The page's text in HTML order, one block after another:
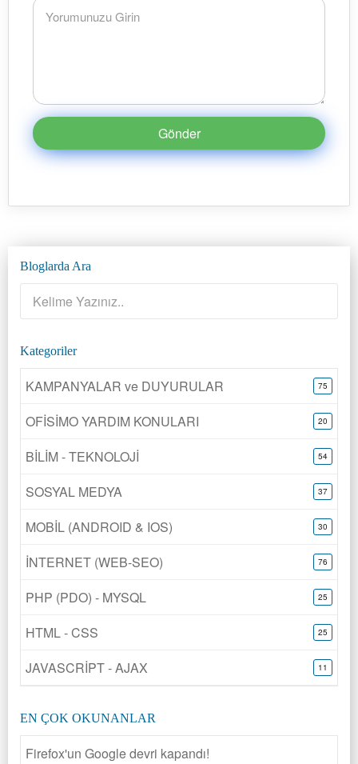
Gönder
Bloglarda Ara
Kategoriler
KAMPANYALAR ve DUYURULAR 75
OFİSİMO YARDIM KONULARI 20
BİLİM - TEKNOLOJİ 54
SOSYAL MEDYA 37
MOBİL (ANDROID & IOS) 30
İNTERNET (WEB-SEO) 76
PHP (PDO) - MYSQL 25
HTML - CSS 25
JAVASCRİPT - AJAX 11
EN ÇOK OKUNANLAR
Firefox'un Google devri kapandı!